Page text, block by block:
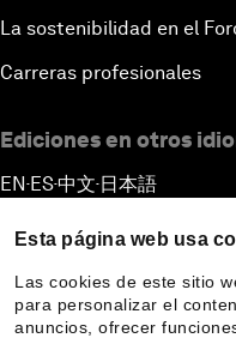
Esta página web usa
Las cookies de este sitio
para personalizar el
anuncios, ofrecer
La sostenibilidad en el
Carreras profesionales
Ediciones en otros
EN ▪ ES▪中文▪ 日本語